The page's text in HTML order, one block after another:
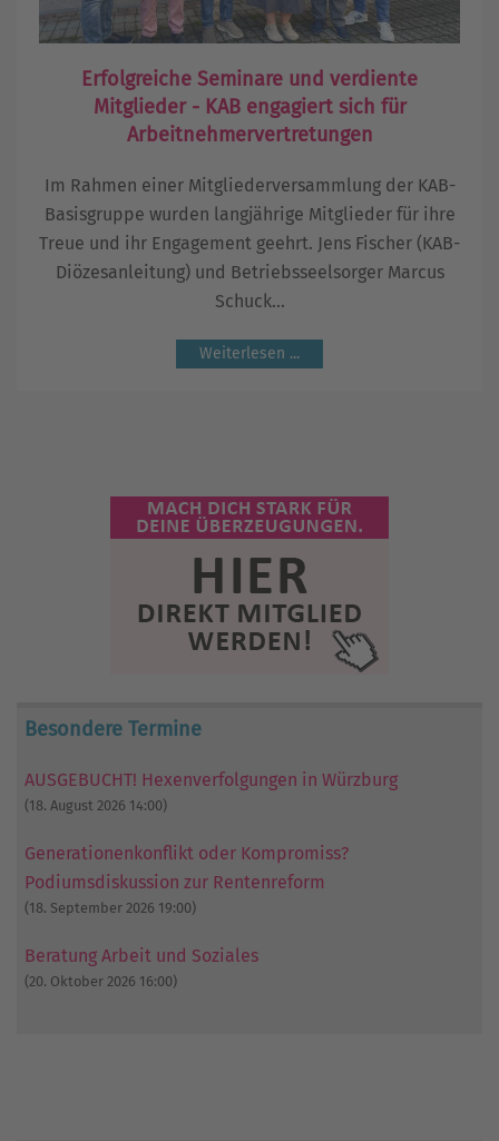
Erfolgreiche Seminare und verdiente
Mitglieder - KAB engagiert sich für
Arbeitnehmervertretungen
Im Rahmen einer Mitgliederversammlung der KAB-
Basisgruppe wurden langjährige Mitglieder für ihre
Treue und ihr Engagement geehrt. Jens Fischer (KAB-
Diözesanleitung) und Betriebsseelsorger Marcus
Schuck...
Weiterlesen ...
Besondere Termine
AUSGEBUCHT! Hexenverfolgungen in Würzburg
(18. August 2026 14:00)
Generationenkonflikt oder Kompromiss?
Podiumsdiskussion zur Rentenreform
(18. September 2026 19:00)
Beratung Arbeit und Soziales
(20. Oktober 2026 16:00)